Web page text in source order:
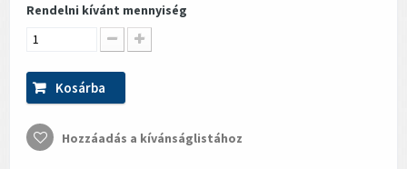
Rendelni kívánt mennyiség
Kosárba
Hozzáadás a kívánságlistához